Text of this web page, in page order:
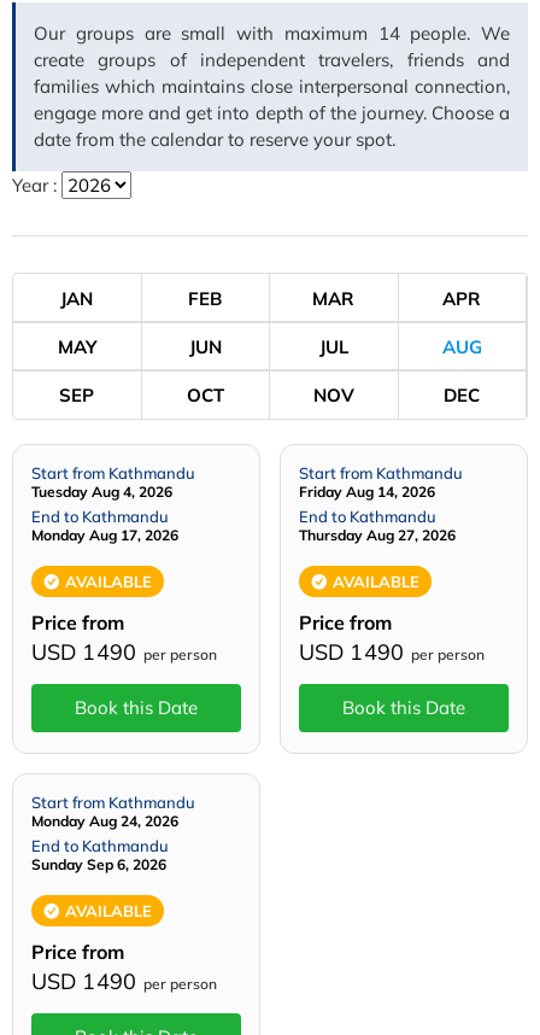
Our groups are small with maximum 14 people. We
create groups of independent travelers, friends and
families which maintains close interpersonal connection,
engage more and get into depth of the journey. Choose a
date from the calendar to reserve your spot.
Year :
JAN FEB MAR APR
MAY JUN JUL AUG
SEP OCT NOV DEC
Start from Kathmandu
Tuesday Aug 4, 2026
End to Kathmandu
Monday Aug 17, 2026
AVAILABLE
Price from
USD 1490 per person
Book this Date
Start from Kathmandu
Friday Aug 14, 2026
End to Kathmandu
Thursday Aug 27, 2026
AVAILABLE
Price from
USD 1490 per person
Book this Date
Start from Kathmandu
Monday Aug 24, 2026
End to Kathmandu
Sunday Sep 6, 2026
AVAILABLE
Price from
USD 1490 per person